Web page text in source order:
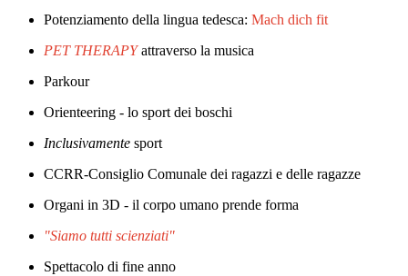
Potenziamento della lingua tedesca: Mach dich fit
PET THERAPY attraverso la musica
Parkour
Orienteering - lo sport dei boschi
Inclusivamente sport
CCRR-Consiglio Comunale dei ragazzi e delle ragazze
Organi in 3D - il corpo umano prende forma
"Siamo tutti scienziati"
Spettacolo di fine anno